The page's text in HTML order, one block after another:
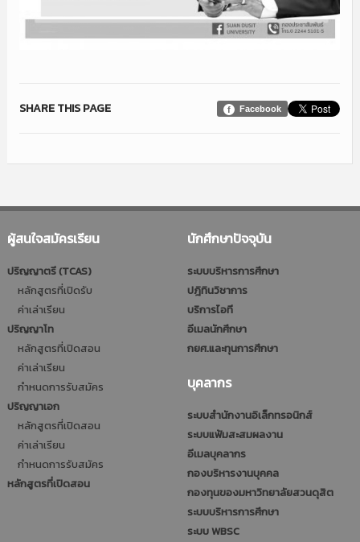
Facebook
SHARE THIS PAGE
ผู้สนใจสมัครเรียน
ปริญญาตรี (TCAS)
หลักสูตรที่เปิดรับ
ค่าเล่าเรียน
ปริญญาโท
หลักสูตรที่เปิดสอน
ค่าเล่าเรียน
กำหนดการรับสมัคร
ปริญญาเอก
หลักสูตรที่เปิดสอน
ค่าเล่าเรียน
กำหนดการรับสมัคร
หลักสูตรที่เปิดสอน
นักศึกษาปัจจุบัน
ระบบบริหารการศึกษา
ปฎิทินวิชาการ
บริการไอที
อีเมลนักศึกษา
กยศ.และทุนการศึกษา
บุคลากร
ระบบสำนักงานอิเล็กทรอนิกส์
ระบบแฟ้มสะสมผลงาน
อีเมลบุคลากร
กองบริหารงานบุคคล
กองทุนของมหาวิทยาลัยสวนดุสิต
ระบบบริหารการศึกษา
ระบบ WBSC